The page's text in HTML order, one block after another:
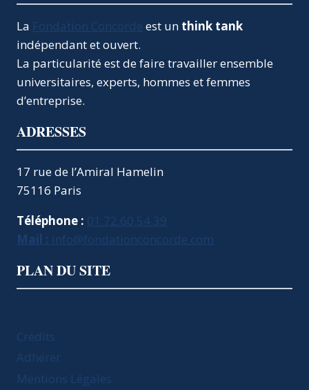
UN
MAL
PROFOND
La Fondation Concorde est un think tank
indépendant et ouvert.
La particularité est de faire travailler ensemble
universitaires, experts, hommes et femmes
d’entreprise.
ADRESSES
17 rue de l’Amiral Hamelin
75116 Paris
Téléphone : 01.72.60.54.39
Mail : info@fondationconcorde.com
PLAN DU SITE
Crédits
Adhérer
Mentions Légales